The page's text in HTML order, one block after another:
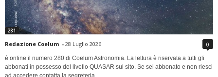
281
Redazione Coelum - 28 Luglio 2026 0
è online il numero 280 di Coelum Astronomia. La lettura è riservata a tutti gli
abbonati in possesso del livello QUASAR sul sito. Se sei abbonato e non riesci